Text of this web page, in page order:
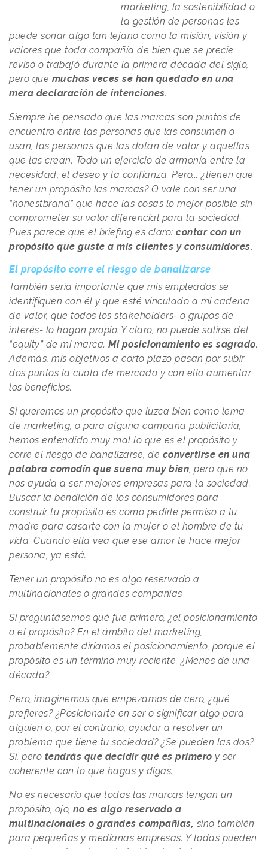
marketing, la sostenibilidad o
la gestión de personas les
puede sonar algo tan lejano como la misión, visión y
valores que toda compañía de bien que se precie
revisó o trabajó durante la primera década del siglo,
pero que muchas veces se han quedado en una
mera declaración de intenciones.
Siempre he pensado que las marcas son puntos de
encuentro entre las personas que las consumen o
usan, las personas que las dotan de valor y aquellas
que las crean. Todo un ejercicio de armonía entre la
necesidad, el deseo y la confianza. Pero... ¿tienen que
tener un propósito las marcas? O vale con ser una
“honestbrand” que hace las cosas lo mejor posible sin
comprometer su valor diferencial para la sociedad.
Pues parece que el briefing es claro: contar con un
propósito que guste a mis clientes y consumidores.
El propósito corre el riesgo de banalizarse
También sería importante que mis empleados se
identifiquen con él y que esté vinculado a mi cadena
de valor, que todos los stakeholders- o grupos de
interés- lo hagan propio. Y claro, no puede salirse del
“equity” de mi marca. Mi posicionamiento es sagrado.
Además, mis objetivos a corto plazo pasan por subir
dos puntos la cuota de mercado y con ello aumentar
los beneficios.
Si queremos un propósito que luzca bien como lema
de marketing, o para alguna campaña publicitaria,
hemos entendido muy mal lo que es el propósito y
corre el riesgo de banalizarse, de convertirse en una
palabra comodín que suena muy bien, pero que no
nos ayuda a ser mejores empresas para la sociedad.
Buscar la bendición de los consumidores para
construir tu propósito es como pedirle permiso a tu
madre para casarte con la mujer o el hombre de tu
vida. Cuando ella vea que ese amor te hace mejor
persona, ya está.
Tener un propósito no es algo reservado a
multinacionales o grandes compañías
Si preguntásemos qué fue primero, ¿el posicionamiento
o el propósito? En el ámbito del marketing,
probablemente diríamos el posicionamiento, porque el
propósito es un término muy reciente. ¿Menos de una
década?
Pero, imaginemos que empezamos de cero, ¿qué
prefieres? ¿Posicionarte en ser o significar algo para
alguien o, por el contrario, ayudar a resolver un
problema que tiene tu sociedad? ¿Se pueden las dos?
Sí, pero tendrás que decidir qué es primero y ser
coherente con lo que hagas y digas.
No es necesario que todas las marcas tengan un
propósito, ojo, no es algo reservado a
multinacionales o grandes compañías, sino también
para pequeñas y medianas empresas. Y todas pueden